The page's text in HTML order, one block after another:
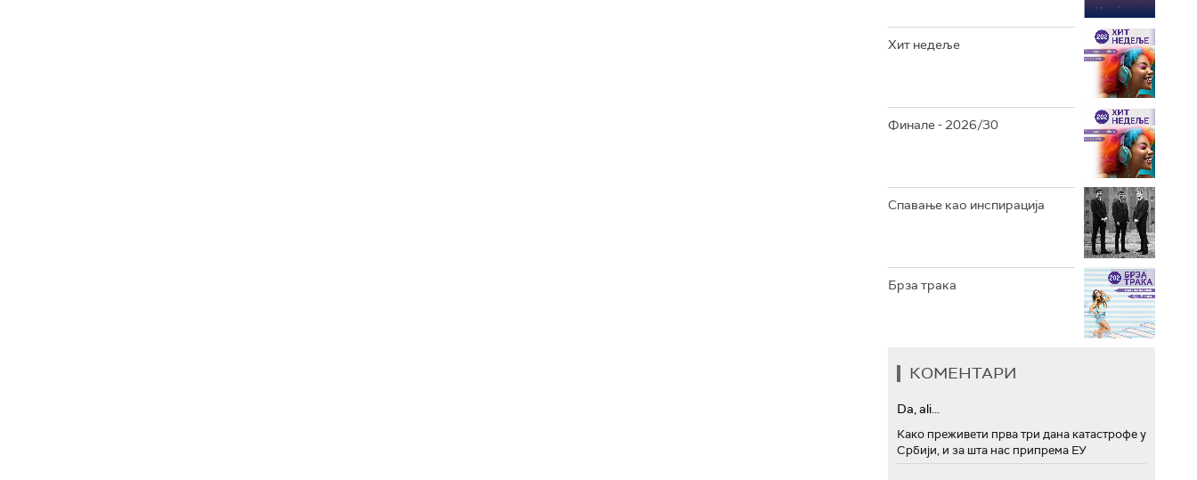
РАДИО ЏЕЗЕР
Хит недеље
Финале - 2026/30
Спавање као инспирација
Брза трака
КОМЕНТАРИ
Da, ali...
Како преживети прва три дана катастрофе у
Србији, и за шта нас припрема ЕУ